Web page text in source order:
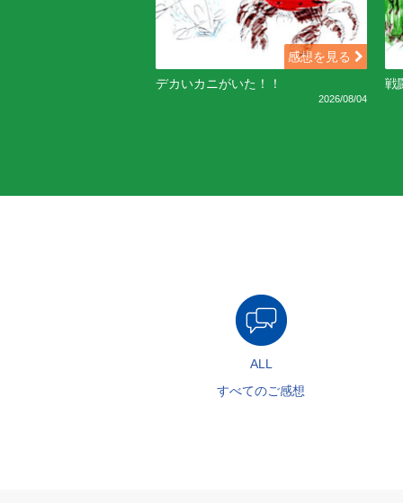
感想を見る
デカいカニがいた！！
2026/08/04
戦
ALL
すべてのご感想